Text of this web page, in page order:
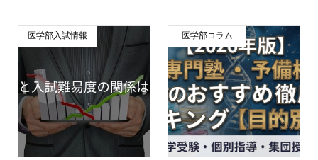
医学部入試情報 医学部コラム